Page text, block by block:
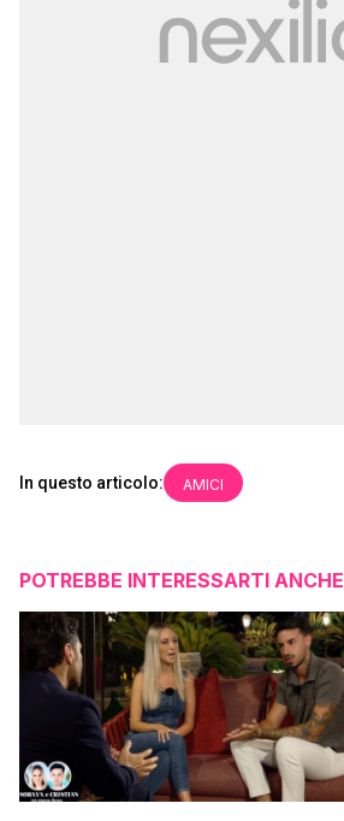
In questo articolo: AMICI
POTREBBE INTERESSARTI ANCHE